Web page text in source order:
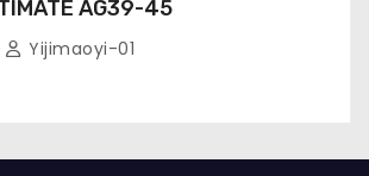
AG39-45
Yijimaoyi-01